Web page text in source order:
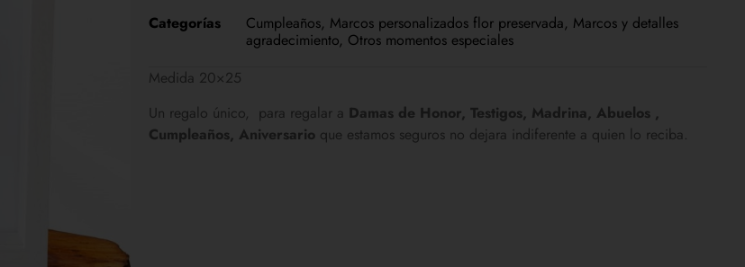
Categorías Cumpleaños, Marcos personalizados flor preservada, Marcos y detalles
agradecimiento, Otros momentos especiales
Medida 20×25
Un regalo único, para regalar a Damas de Honor, Testigos, Madrina, Abuelos ,
Cumpleaños, Aniversario que estamos seguros no dejara indiferente a quien lo reciba.